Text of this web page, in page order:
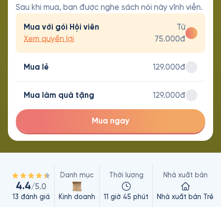
Sau khi mua, bạn được nghe sách nói này vĩnh viễn.
Mua với gói Hội viên
Xem quyền lợi
Từ
75.000đ
Mua lẻ 129.000đ
Mua làm quà tặng 129.000đ
Mua ngay
4.4/5.0
13 đánh giá
Danh mục
Kinh doanh
Thời lượng
11 giờ 45 phút
Nhà xuất bản
Nhà xuất bản Trẻ